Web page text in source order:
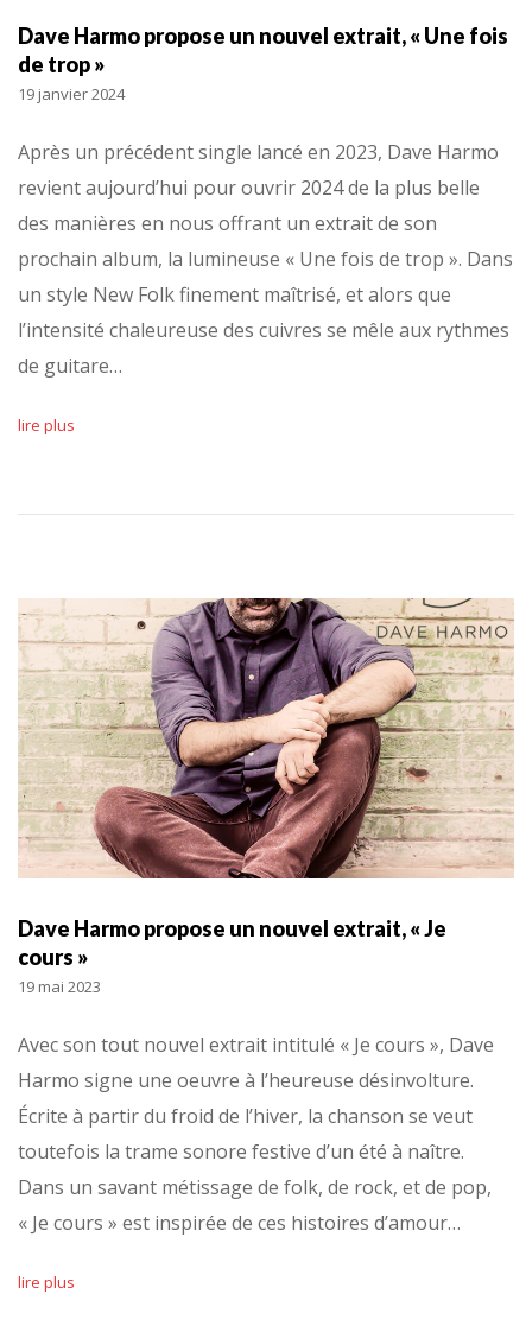
Dave Harmo propose un nouvel extrait, « Une fois
de trop »
19 janvier 2024
Après un précédent single lancé en 2023, Dave Harmo
revient aujourd’hui pour ouvrir 2024 de la plus belle
des manières en nous offrant un extrait de son
prochain album, la lumineuse « Une fois de trop ». Dans
un style New Folk finement maîtrisé, et alors que
l’intensité chaleureuse des cuivres se mêle aux rythmes
de guitare…
lire plus
Dave Harmo propose un nouvel extrait, « Je
cours »
19 mai 2023
Avec son tout nouvel extrait intitulé « Je cours », Dave
Harmo signe une oeuvre à l’heureuse désinvolture.
Écrite à partir du froid de l’hiver, la chanson se veut
toutefois la trame sonore festive d’un été à naître.
Dans un savant métissage de folk, de rock, et de pop,
« Je cours » est inspirée de ces histoires d’amour…
lire plus